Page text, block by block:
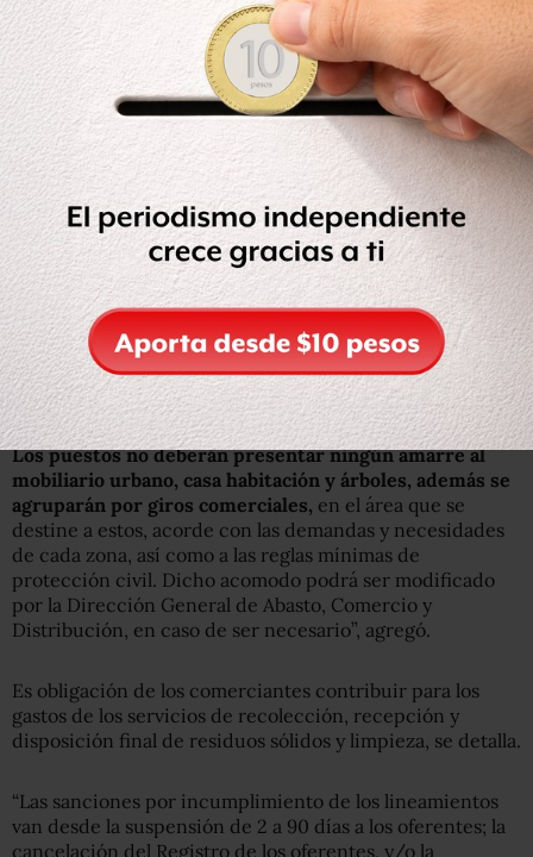
oficiales de los cuerpos de Seguridad Pública, Defensa
Civil y Nacional en México.
La venta o renta de pornografía de cualquier tipo.
La venta y explotación de animales.
“En caso de venta de ropa usada de paca se deberá
contar con el documento de importación, el cual
acreditará el cumplimiento de sanidad y su lícita
adquisición”, informó el gobierno capitalino.
“Queda estrictamente prohibido ocupar algún espacio
dentro de las ubicaciones de la ruta correspondiente
para comercializar cualquier producto, mercancía o
servicio a toda persona que no cuente con el Registro
para operar como Oferente en el Sistema de Mercados
Sobre Ruedas.
Los puestos no deberán presentar ningún amarre al
mobiliario urbano, casa habitación y árboles, además se
agruparán por giros comerciales, en el área que se
destine a estos, acorde con las demandas y necesidades
de cada zona, así como a las reglas mínimas de
protección civil. Dicho acomodo podrá ser modificado
por la Dirección General de Abasto, Comercio y
Distribución, en caso de ser necesario”, agregó.
Es obligación de los comerciantes contribuir para los
gastos de los servicios de recolección, recepción y
disposición final de residuos sólidos y limpieza, se detalla.
“Las sanciones por incumplimiento de los lineamientos
van desde la suspensión de 2 a 90 días a los oferentes; la
cancelación del Registro de los oferentes, y/o la